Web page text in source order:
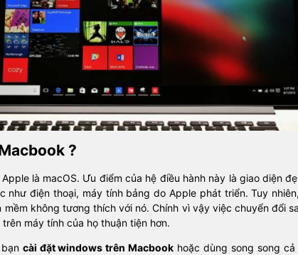
?
là macOS. Ưu điểm của hệ điều hành này là giao diện
điện thoại, máy tính bảng do Apple phát triển. Tuy
không tương thích với nó. Chính vì vậy việc chuyển đổi
máy tính của họ thuận tiện hơn.
cài đặt windows trên Macbook hoặc dùng song song